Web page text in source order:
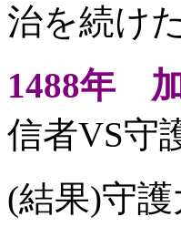
治を続けた
1488年
信者VS守
(結果)守